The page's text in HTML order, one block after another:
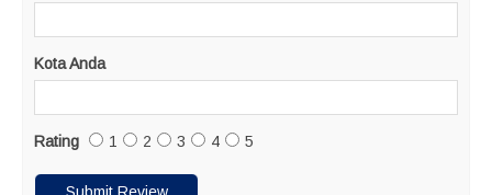
Kota Anda
Rating 1 2 3 4 5